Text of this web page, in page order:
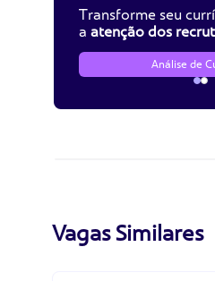
Transforme seu
a atenção dos
Análise de
Vagas Similares